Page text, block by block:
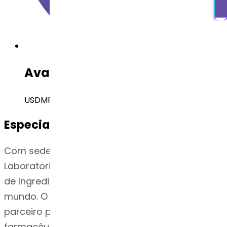
Available Regulatory Filing
USDMF
Especialização do Dr. Reddy
Com sede em Hyderabad, Índia, o Dr. Reddy's
Laboratories é um dos principais fornecedores
de Ingredientes Farmacêuticos Ativos (API) do
mundo. O negócio de API do Dr. Reddy é um
parceiro preferencial para empresas